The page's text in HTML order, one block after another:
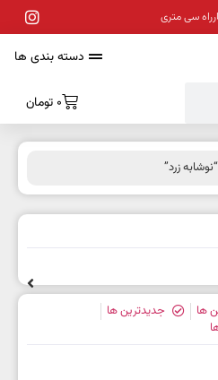
سی متری
دسته بندی ها
0 تومان
زرد”
ها
جدیدترین ها